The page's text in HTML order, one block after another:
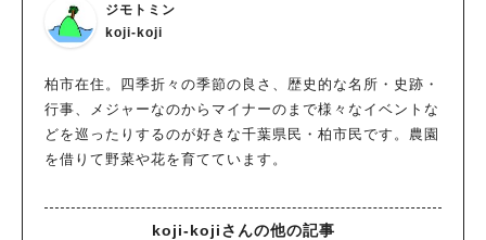
ジモトミン
koji-koji
柏市在住。四季折々の季節の良さ、歴史的な名所・史跡・
行事、メジャーなのからマイナーのまで様々なイベントな
どを巡ったりするのが好きな千葉県民・柏市民です。農園
を借りて野菜や花を育てています。
koji-kojiさんの他の記事